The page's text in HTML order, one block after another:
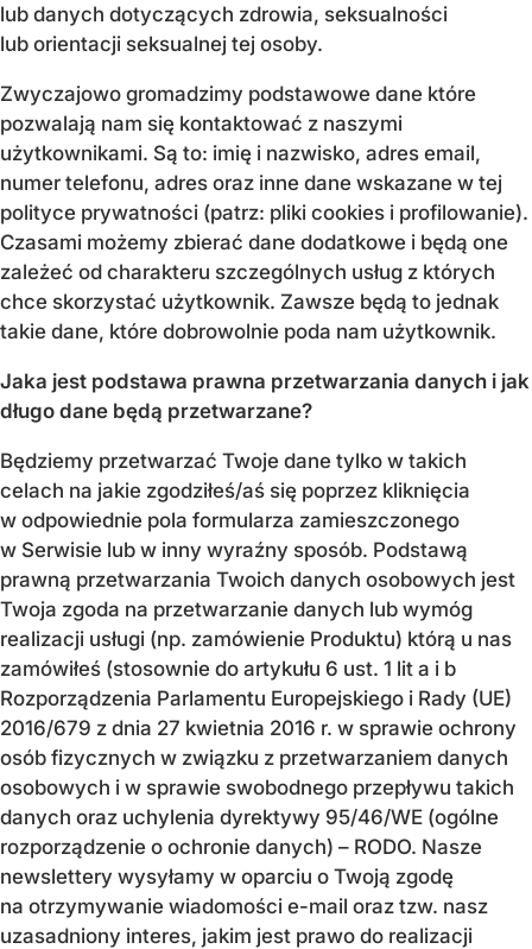
lub danych dotyczących zdrowia, seksualności
lub orientacji seksualnej tej osoby.
Zwyczajowo gromadzimy podstawowe dane które
pozwalają nam się kontaktować z naszymi
użytkownikami. Są to: imię i nazwisko, adres email,
numer telefonu, adres oraz inne dane wskazane w tej
polityce prywatności (patrz: pliki cookies i profilowanie).
Czasami możemy zbierać dane dodatkowe i będą one
zależeć od charakteru szczególnych usług z których
chce skorzystać użytkownik. Zawsze będą to jednak
takie dane, które dobrowolnie poda nam użytkownik.
Jaka jest podstawa prawna przetwarzania danych i jak
długo dane będą przetwarzane?
Będziemy przetwarzać Twoje dane tylko w takich
celach na jakie zgodziłeś/aś się poprzez kliknięcia
w odpowiednie pola formularza zamieszczonego
w Serwisie lub w inny wyraźny sposób. Podstawą
prawną przetwarzania Twoich danych osobowych jest
Twoja zgoda na przetwarzanie danych lub wymóg
realizacji usługi (np. zamówienie Produktu) którą u nas
zamówiłeś (stosownie do artykułu 6 ust. 1 lit a i b
Rozporządzenia Parlamentu Europejskiego i Rady (UE)
2016/679 z dnia 27 kwietnia 2016 r. w sprawie ochrony
osób fizycznych w związku z przetwarzaniem danych
osobowych i w sprawie swobodnego przepływu takich
danych oraz uchylenia dyrektywy 95/46/WE (ogólne
rozporządzenie o ochronie danych) – RODO. Nasze
newslettery wysyłamy w oparciu o Twoją zgodę
na otrzymywanie wiadomości e-mail oraz tzw. nasz
uzasadniony interes, jakim jest prawo do realizacji